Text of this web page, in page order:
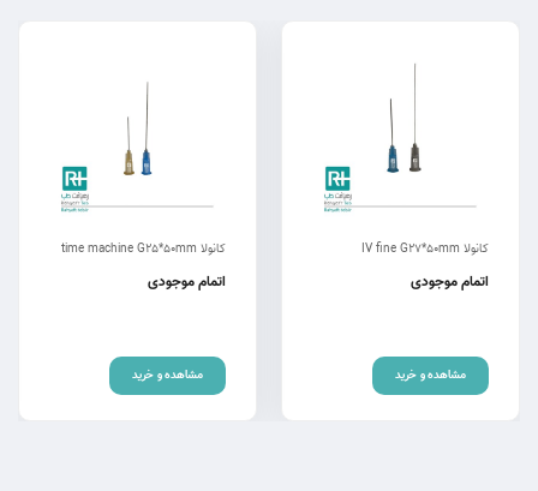
کانولا IV fine G27*50mm
اتمام موجودی
مشاهده و خرید
کانولا time machine G25*50mm
اتمام موجودی
مشاهده و خرید